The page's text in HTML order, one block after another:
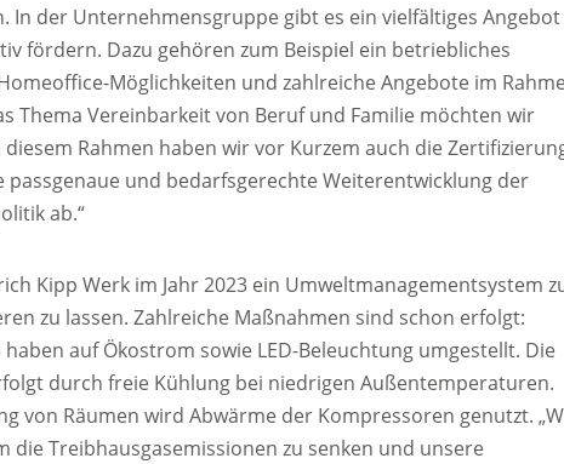
In der Unternehmensgruppe gibt es ein vielfältiges Angebot
fördern. Dazu gehören zum Beispiel ein betriebliches
Möglichkeiten und zahlreiche Angebote im
Thema Vereinbarkeit von Beruf und Familie möchten wir
Rahmen haben wir vor Kurzem auch die
passgenaue und bedarfsgerechte Weiterentwicklung der
ab.“
Kipp Werk im Jahr 2023 ein Umweltmanagementsystem
zu lassen. Zahlreiche Maßnahmen sind schon erfolgt:
auf Ökostrom sowie LED-Beleuchtung umgestellt. Die
durch freie Kühlung bei niedrigen Außentemperaturen.
von Räumen wird Abwärme der Kompressoren genutzt.
Treibhausgasemissionen zu senken und unsere